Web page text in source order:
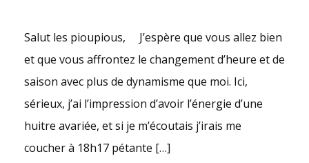
Salut les pioupious, J’espère que vous allez bien
et que vous affrontez le changement d’heure et de
saison avec plus de dynamisme que moi. Ici,
sérieux, j’ai l’impression d’avoir l’énergie d’une
huitre avariée, et si je m’écoutais j’irais me
coucher à 18h17 pétante […]